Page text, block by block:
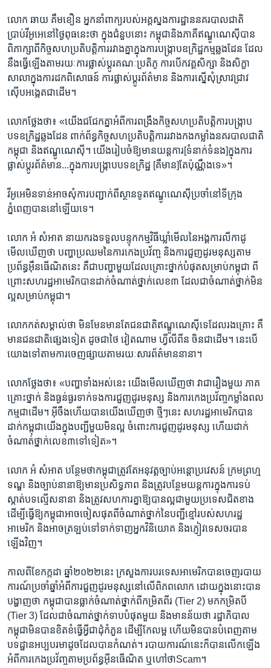
លោក ​ឆាយ គឹមខឿន​ អ្នក​នាំពាក្យ​របស់​អគ្គ​ស្នងការ​ដ្ឋាន​នគរបាល​ជាតិ ​
ប្រាប់​វីអូអេ​នៅ​ថ្ងៃ​ពុធ​នេះ​ថា​ ក្នុង​ជំនួប​នោះ​ កម្ពុជា​និង​ភាគី​ឥណ្ឌូណេស៊ី​បាន​
ពិភាក្សា​ពី​កិច្ច​សហ​ប្រតិបត្តិ​ការ​រវាង​គ្នា​ក្នុង​ការ​បង្ក្រាប​ឧក្រិដ្ឋ​កម្ម​ឆ្លង​ដែន ​ដែល​
នឹង​ធ្វើ​ឡើង​តាម​រយៈ​ការ​ផ្លាស់ប្តូរ​គណៈ​ប្រតិភូ​ ការ​បើក​វគ្គ​សិក្សា ​និង​សិក្ខា​
សាលា​ក្នុង​ការ​ដក​ពិសោធន៍ ​ការ​ផ្លាស់​ប្តូរ​ព័ត៌មាន ​និង​ការ​ស្នើ​សុំ​ស្រាវជ្រាវ​
ស៊ើប​អង្កេត​ជាដើម​។
លោក​ថ្លែង​ថា៖ ​«យើង​ជជែក​គ្នា​អំពី​ការ​ពង្រឹង​កិច្ច​សហ​ប្រតិ​បត្តិ​ការ​បង្ក្រាប​
បទ​ឧក្រិដ្ឋ​ឆ្លង​ដែន​ ពាក់​ព័ន្ធ​កិច្ច​សហ​ប្រតិបត្តិ​ការ​រវាង​កង​កម្លាំង​នគរបាល​ជាតិ​
កម្ពុជា ​និង​ឥណ្ឌូណេស៊ី។​ យើង​រៀប​ចំ​ឱ្យ​មាន​យន្តការ​[ទំនាក់​ទំនង]​ក្នុង​ការ​
ផ្លាស់​ប្តូរ​ព័ត៌មាន​...ក្នុង​ការ​បង្ក្រាប​បទ​ឧក្រិដ្ឋ​ ​[គឺ​មាន]​តែ​ប៉ុណ្ណឹង​ទេ»។​
វីអូអេ​មិន​ទាន់​អាច​សុំការ​បញ្ជាក់​ពីស្ថានទូត​ឥណ្ឌូណេស៊ី​ប្រចាំ​នៅ​ទីក្រុង​
ភ្នំពេញ​បាន​នៅ​ឡើយ​ទេ។​
លោក ​អំ សំអាត ​នាយក​រង​ទទួល​បន្ទុក​កម្មវិធី​ឃ្លាំ​មើល​នៃ​អង្គការ​លីកាដូ ​
មើល​ឃើញ​ថា​ បញ្ហា​ប្រឈម​នៃ​ការ​កេង​ប្រវ័ញ្ច​ និង​ការ​ជួញ​ដូរ​មនុស្ស​តាម​
ប្រព័ន្ធ​អ៊ឺនធើណិត​នេះ​ គឺ​ជា​បញ្ហា​មួយ​ដែល​គ្រោះ​ថ្នាក់​បំផុត​សម្រាប់​កម្ពុជា​ ពី​
ព្រោះ​សហ​រដ្ឋ​អាមេ​រិក​បាន​ដាក់​ចំណាត់​ថ្នាក់​លេខ​៣ ដែល​ជា​ចំណាត់​ថ្នាក់​មិន​
ល្អ​សម្រាប់​កម្ពុជា។​
លោក​កត់​សម្គាល់​ថា​ មិន​មែន​មាន​តែ​ជន​ជាតិ​ឥណ្ឌូណេស៊ី​ទេ​ដែល​រង​គ្រោះ គឺ​
មាន​ជន​ជាតិ​ផ្សេង​ទៀត ​ដូច​ជា​ថៃ ​វៀតណាម​ ហ្វីលីពីន ​ចិន​ជា​ដើម។ នេះ​បើ​
យោង​ទៅ​តាម​ការ​ចេញ​ផ្សាយ​តាម​រយៈ​សារព័ត៌​មាន​នានា។​
លោក​ថ្លែង​ថា៖ ​«បញ្ហា​ទាំងអស់​នេះ ​យើង​មើល​ឃើញ​ថា​ វាជា​រឿង​មួយ​ ភាគ​
គ្រោះ​ថ្នាក់​ និង​ធ្ងន់ធ្ងរ​ទាក់ទង​ការ​ជួញដូរ​មនុស្ស​ និង​ការ​កេង​ប្រវ័ញ្ច​កម្លាំង​ពល​
កម្ម​ជាដើម។ ​អ៊ីចឹង​ហើយ​បាន​យើង​ឃើញ​ថា​ ថ្មីៗ​នេះ ​សហ​រដ្ឋ​អាមេរិក​បាន​
ដាក់​កម្ពុជា​យើង​ក្នុង​បញ្ជី​មួយ​មិន​ល្អ ​ចំពោះ​ការ​ជួញ​ដូរ​មនុស្ស​ ហើយ​ដាក់​
ចំណាត់​ថ្នាក់លេខ​៣​ទៅ​ទៀត»។​
លោក​ អំ សំអាត​ បន្ថែម​ថា​កម្ពុជា​ត្រូវ​តែ​អនុវត្ត​ច្បាប់​អន្តោ​ប្រវេសន៍ ​ក្រម​ព្រហ្ម
ទណ្ឌ​ និង​ច្បាប់​នានា​ឱ្យ​មាន​ប្រសិទ្ធ​ភាព ​និង​ត្រូវ​បន្ថែម​យន្តការ​ក្នុង​ការ​ទប់
ស្កាត់​បទ​ល្មើស​នានា​ និង​ត្រូវ​សហការ​គ្នា​ឱ្យ​បាន​ល្អជា​មួយ​ប្រទេស​ជិត​ខាង​
ដើម្បី​ធ្វើ​ឱ្យ​កម្ពុជា​អាច​ចៀស​ផុត​ពី​ចំណាត់​ថ្នាក់​នៃ​បញ្ជី​ខ្មៅ​របស់​សហ​រដ្ឋ​
អាមេរិក ​និង​អាច​ត្រឡប់​ទៅ​ទាក់​ទាញ​អ្នក​វិនិយោគ​ និង​ភ្ញៀវ​ទេសចរ​បាន​
ឡើង​វិញ។​
កាល​ពី​ខែ​កក្កដា​ ឆ្នាំ​២០២២​នេះ​ ក្រសួង​ការ​បរទេស​អាមេរិក​បាន​ចេញ​របាយ​
ការណ៍​ប្រចាំ​ឆ្នាំ​អំពី​ការ​ជួញដូរ​មនុស្ស​នៅ​លើ​ពិភព​លោក ​ដោយ​ក្នុង​នោះ​បាន​
បង្ហាញ​ថា ​កម្ពុជា​បាន​ធ្លាក់​ចំណាត់​ថ្នាក់​ពី​កម្រិត​ពីរ ​(Tier 2)​ មក​កម្រិត​បី ​
(Tier 3)​ ដែល​ជា​ចំណាត់​ថ្នាក់​ទាប​បំផុត​មួយ ​និង​មាន​ន័យ​ថា រដ្ឋាភិបាល​
កម្ពុជា​មិន​បាន​ខិត​ខំ​ធ្វើ​អ្វី​ជា​ដុំ​កំភួន ​ដើម្បី​កែ​លម្អ ​ហើយ​មិន​បាន​បំពេញ​តាម​
បទ​ដ្ឋាន​អប្បបរមា​ដូច​ដែល​បាន​កំណត់។ ​របាយ​ការណ៍​នេះ​ក៏​បាន​លើក​ឡើង​
អំពី​ការ​កេង​ប្រវ័ញ្ច​តាម​ប្រព័ន្ធ​អ៊ីនធើណិត ​ឬ​ហៅថា​Scam។​